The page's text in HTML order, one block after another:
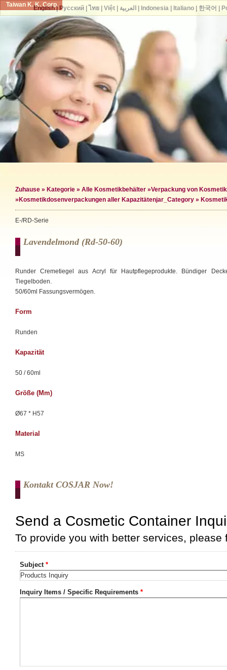
Taiwan K. K. Corp.
Zuhause » Kategorie » Alle Kosmetikbehälter »Verpackung von
» Kosmetikdosenverpackungen aller Kapazitätenjar_Category »
E-/RD-Serie
Lavendelmond (rd-50-60)
Runder Cremetiegel aus Acryl für Hautpflegeprodukte. Bündiger
Tiegelboden.
50/60ml Fassungsvermögen.
Form
Runden
Kapazität
50 / 60ml
Größe (mm)
Ø67 * H57
Material
MS
Kontakt COSJAR Now!
English| Русский| ไทย| Việt| العربية Indonesia| Italiano| 한국어